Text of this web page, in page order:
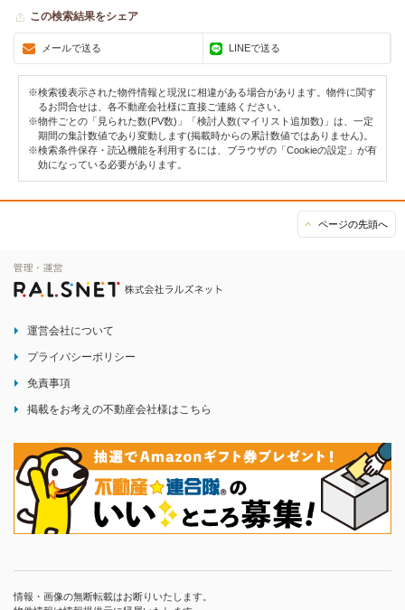
この検索結果をシェア
メールで送る LINEで送る
※検索後表示された物件情報と現況に相違がある場合があります。物件に関す
るお問合せは、各不動産会社様に直接ご連絡ください。
※物件ごとの「見られた数(PV数)」「検討人数(マイリスト追加数)」は、一定
期間の集計数値であり変動します(掲載時からの累計数値ではありません)。
※検索条件保存・読込機能を利用するには、ブラウザの「Cookieの設定」が有
効になっている必要があります。
ページの先頭へ
運営会社について
プライバシーポリシー
免責事項
掲載をお考えの不動産会社様はこちら
情報・画像の無断転載はお断りいたします。